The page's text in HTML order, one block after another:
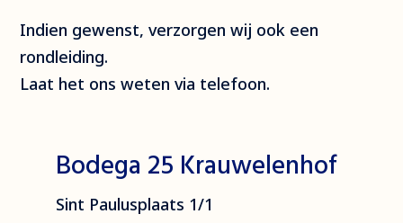
Indien gewenst, verzorgen wij ook een
rondleiding.
Laat het ons weten via telefoon.
Bodega 25 Krauwelenhof
Sint Paulusplaats 1/1